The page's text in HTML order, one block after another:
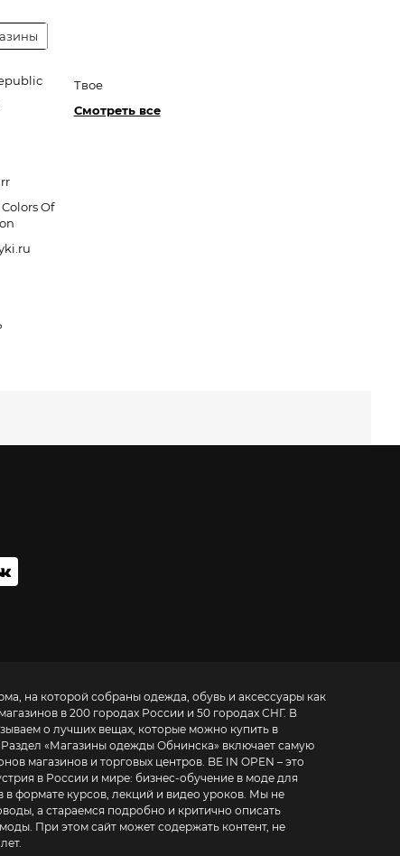
Of
Твое
Смотреть все
на которой собраны одежда, обувь и аксессуары как
в 200 городах России и 50 городах СНГ. В
о лучших вещах, которые можно купить в
«Магазины одежды Обнинска» включает самую
и торговых центров. BE IN OPEN – это
в России и мире: бизнес-обучение в моде для
формате курсов, лекций и видео уроков. Мы не
а стараемся подробно и критично описать
При этом сайт может содержать контент, не